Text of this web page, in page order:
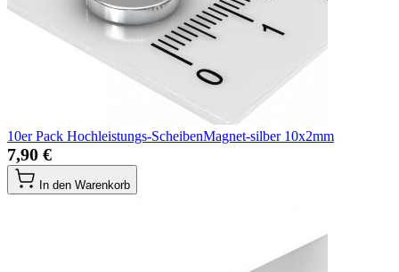
10er Pack Hochleistungs-ScheibenMagnet-silber 10x2mm
7,90 €
In den Warenkorb